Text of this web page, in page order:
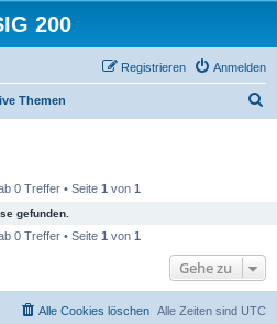
200
Anmelden
Registrieren
Themen
0 Treffer • Seite 1 von 1
gefunden.
0 Treffer • Seite 1 von 1
Gehe zu
Alle Zeiten sind UTC
Alle Cookies löschen